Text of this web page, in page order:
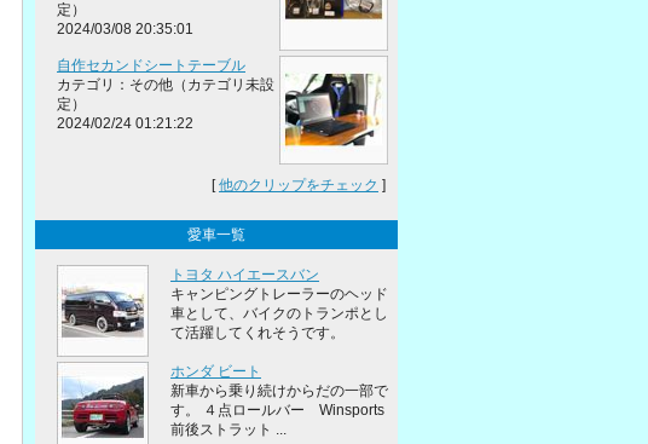
定）
2024/03/08 20:35:01
自作セカンドシートテーブル
カテゴリ：その他（カテゴリ未設
定）
2024/02/24 01:21:22
[他のクリップをチェック ]
愛車一覧
トヨタ ハイエースバン
キャンピングトレーラーのヘッド
車として、バイクのトランポとし
て活躍してくれそうです。
ホンダ ビート
新車から乗り続けからだの一部で
す。 ４点ロールバー Winsports
前後ストラット ...